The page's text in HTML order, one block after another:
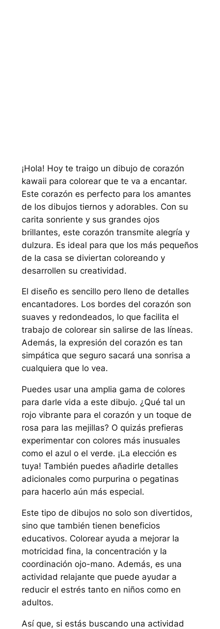
¡Hola! Hoy te traigo un dibujo de corazón
kawaii para colorear que te va a encantar.
Este corazón es perfecto para los amantes
de los dibujos tiernos y adorables. Con su
carita sonriente y sus grandes ojos
brillantes, este corazón transmite alegría y
dulzura. Es ideal para que los más pequeños
de la casa se diviertan coloreando y
desarrollen su creatividad.
El diseño es sencillo pero lleno de detalles
encantadores. Los bordes del corazón son
suaves y redondeados, lo que facilita el
trabajo de colorear sin salirse de las líneas.
Además, la expresión del corazón es tan
simpática que seguro sacará una sonrisa a
cualquiera que lo vea.
Puedes usar una amplia gama de colores
para darle vida a este dibujo. ¿Qué tal un
rojo vibrante para el corazón y un toque de
rosa para las mejillas? O quizás prefieras
experimentar con colores más inusuales
como el azul o el verde. ¡La elección es
tuya! También puedes añadirle detalles
adicionales como purpurina o pegatinas
para hacerlo aún más especial.
Este tipo de dibujos no solo son divertidos,
sino que también tienen beneficios
educativos. Colorear ayuda a mejorar la
motricidad fina, la concentración y la
coordinación ojo-mano. Además, es una
actividad relajante que puede ayudar a
reducir el estrés tanto en niños como en
adultos.
Así que, si estás buscando una actividad